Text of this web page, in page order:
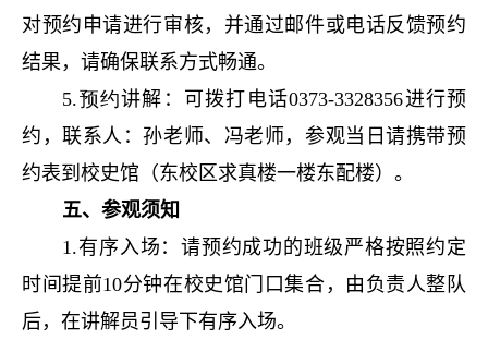
对预约申请进行审核，并通过邮件或电话反馈预约
结果，请确保联系方式畅通。
5.预约讲解：可拨打电话0373-3328356进行预
约，联系人：孙老师、冯老师，参观当日请携带预
约表到校史馆（东校区求真楼一楼东配楼）。
五、参观须知
1.有序入场：请预约成功的班级严格按照约定
时间提前10分钟在校史馆门口集合，由负责人整队
后，在讲解员引导下有序入场。